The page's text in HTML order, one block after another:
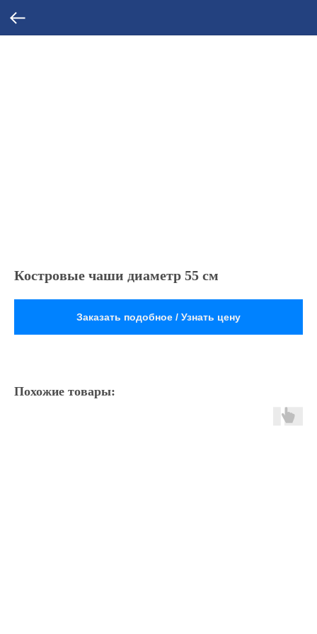
Костровые чаши диаметр 55 см
Заказать подобное / Узнать цену
Похожие товары: